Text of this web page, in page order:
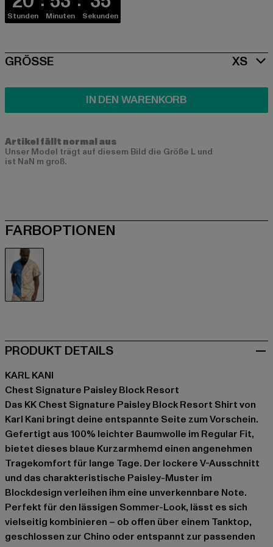
Stunden Minuten Sekunden
SIZE
GRÖSSE XS
IN DEN WARENKORB
Artikel fällt normal aus
Unser Model trägt auf diesem Bild die Größe L und
ist NaN m groß.
FARBOPTIONEN
PRODUKT DETAILS
KARL KANI
Chest Signature Paisley Block Resort
Das KK Chest Signature Paisley Block Resort Shirt von
Karl Kani bringt deine entspannte Seite zum Vorschein.
Gefertigt aus 100% leichter Baumwolle im Regular Fit,
bietet dieses blaue Kurzarmhemd einen angenehmen
Tragekomfort für lange Tage. Der lockere V-Ausschnitt
und das charakteristische Paisley-Muster im
Blockdesign verleihen ihm eine unverkennbare Note.
Perfekt für den lässigen Sommer-Look, lässt es sich
vielseitig kombinieren – ob offen über einem Tanktop,
geschlossen zur Chino oder entspannt zur passenden